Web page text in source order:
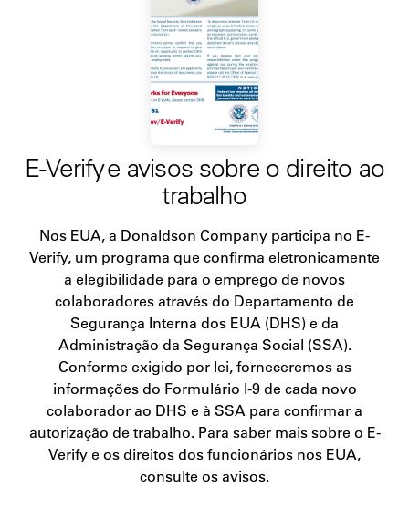
E-Verify e avisos sobre o direito ao
trabalho
Nos EUA, a Donaldson Company participa no E-
Verify, um programa que confirma eletronicamente
a elegibilidade para o emprego de novos
colaboradores através do Departamento de
Segurança Interna dos EUA (DHS) e da
Administração da Segurança Social (SSA).
Conforme exigido por lei, forneceremos as
informações do Formulário I-9 de cada novo
colaborador ao DHS e à SSA para confirmar a
autorização de trabalho. Para saber mais sobre o E-
Verify e os direitos dos funcionários nos EUA,
consulte os avisos.